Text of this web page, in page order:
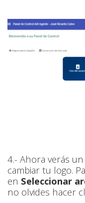
4.- Ahora verás
cambiar tu logo.
en Seleccionar
no olvides hacer